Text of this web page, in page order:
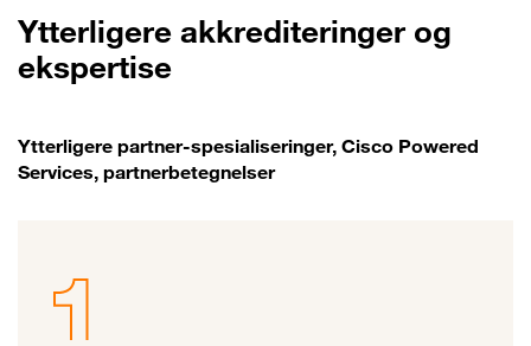
Ytterligere akkrediteringer og
ekspertise
Ytterligere partner-spesialiseringer, Cisco Powered
Services, partnerbetegnelser